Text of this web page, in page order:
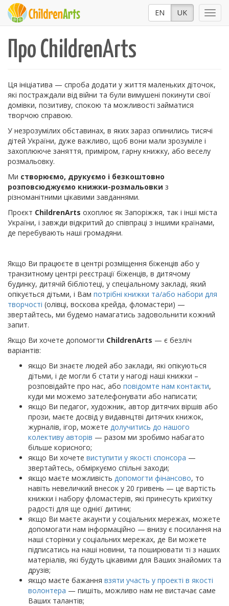
EN UK
Про ChildrenArts
Ця ініціатива — спроба додати у життя маленьких діточок,
які постраждали від війни та були вимушені покинути свої
домівки, позитиву, спокою та можливості займатися
творчою справою.
У незрозумілих обставинах, в яких зараз опинились тисячі
дітей України, дуже важливо, щоб вони мали зрозуміле і
захоплююче заняття, приміром, гарну книжку, або веселу
розмальовку.
Ми створюємо, друкуємо і безкоштовно
розповсюджуємо книжки-розмальовки з
різноманітними цікавими завданнями.
Проєкт ChildrenArts охоплює як Запоріжжя, так і інші міста
України, і завжди відкритий до співпраці з іншими країнами,
де перебувають наші громадяни.
Якщо Ви працюєте в центрі розміщення біженців або у
транзитному центрі реєстрації біженців, в дитячому
будинку, дитячій бібліотеці, у спеціальному закладі, який
опікується дітьми, і Вам потрібні книжки та/або набори для
творчості (олівці, воскова крейда, фломастери) —
звертайтесь, ми будемо намагатись задовольнити кожний
запит.
Якщо Ви хочете допомогти ChildrenArts — є безліч
варіантів:
якщо Ви знаєте людей або заклади, які опікуються
дітьми, і де могли б стати у нагоді наші книжки –
розповідайте про нас, або повідомте нам контакти,
куди ми можемо зателефонувати або написати;
якщо Ви педагог, художник, автор дитячих віршів або
прози, маєте досвід у видавнцтві дитячих книжок,
журналів, ігор, можете долучитись до нашого
колективу авторів — разом ми зробимо набагато
більше корисного;
якщо Ви хочете виступити у якості спонсора —
звертайтесь, обміркуємо спільні заходи;
якщо маєте можливість допомогти фінансово, то
навіть невеличкий внесок у 20 гривень — це вартість
книжки і набору фломастерів, які принесуть крихітку
радості для ще однієї дитини;
якщо Ви маєте акаунти у соціальних мережах, можете
допомогати нам інформаційно — внизу є посилання на
наші сторінки у соціальних мережах, де Ви можете
підписатись на наші новини, та поширювати ті з наших
матеріалів, які будуть цікавими для Ваших знайомих та
друзів;
якщо маєте бажання взяти участь у проекті в якості
волонтера — пишіть, можливо нам не вистачає саме
Ваших талантів;